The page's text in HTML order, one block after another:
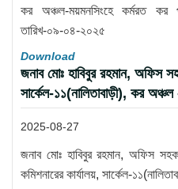
কর অঞ্চল-ময়মনসিংহে কর্মরত কর
তারিখ-০৯-০৪-২০২৫
Download
জনাব মোঃ হাবিবুর রহমান, অফিস
সার্কেল-১১(নালিতাবাড়ী), কর
2025-08-27
জনাব মোঃ হাবিবুর রহমান, অফিস
কমিশনারের কার্যালয়, সার্কেল-